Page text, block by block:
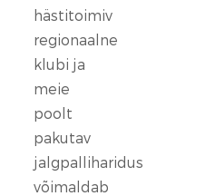
hästitoimiv
regionaalne
klubi ja
meie
poolt
pakutav
jalgpalliharidus
võimaldab